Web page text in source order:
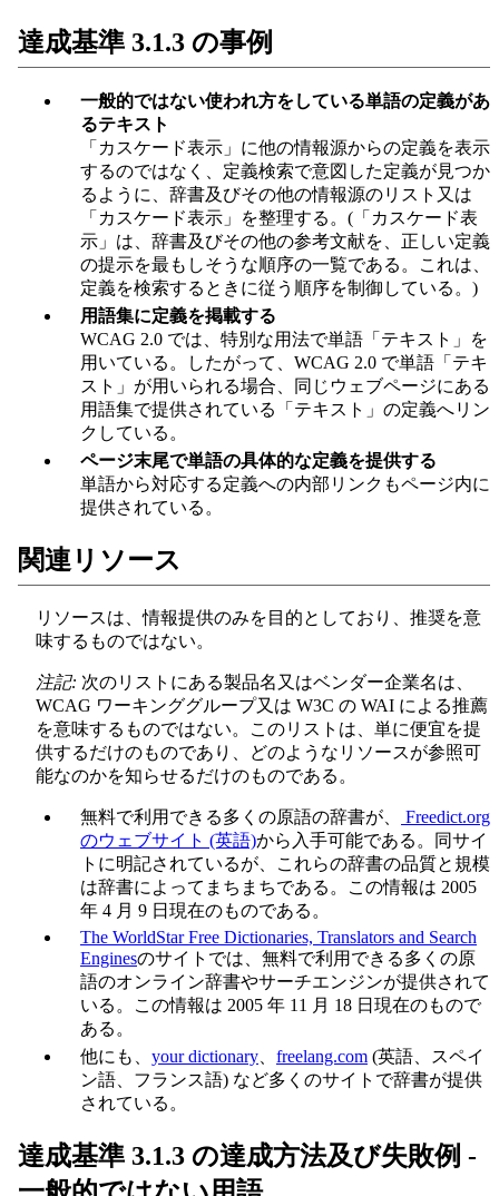
達成基準 3.1.3 の事例
一般的ではない使われ方をしている単語の定義があ
るテキスト
「カスケード表示」に他の情報源からの定義を表示
するのではなく、定義検索で意図した定義が見つか
るように、辞書及びその他の情報源のリスト又は
「カスケード表示」を整理する。(「カスケード表
示」は、辞書及びその他の参考文献を、正しい定義
の提示を最もしそうな順序の一覧である。これは、
定義を検索するときに従う順序を制御している。)
用語集に定義を掲載する
WCAG 2.0 では、特別な用法で単語「テキスト」を
用いている。したがって、WCAG 2.0 で単語「テキ
スト」が用いられる場合、同じウェブページにある
用語集で提供されている「テキスト」の定義へリン
クしている。
ページ末尾で単語の具体的な定義を提供する
単語から対応する定義への内部リンクもページ内に
提供されている。
関連リソース
リソースは、情報提供のみを目的としており、推奨を意
味するものではない。
注記: 次のリストにある製品名又はベンダー企業名は、
WCAG ワーキンググループ又は W3C の WAI による推薦
を意味するものではない。このリストは、単に便宜を提
供するだけのものであり、どのようなリソースが参照可
能なのかを知らせるだけのものである。
無料で利用できる多くの原語の辞書が、
Freedict.org
のウェブサイト (英語)から入手可能である。同サイ
トに明記されているが、これらの辞書の品質と規模
は辞書によってまちまちである。この情報は 2005
年 4 月 9 日現在のものである。
The WorldStar Free Dictionaries, Translators and Search
Enginesのサイトでは、無料で利用できる多くの原
語のオンライン辞書やサーチエンジンが提供されて
いる。この情報は 2005 年 11 月 18 日現在のもので
ある。
他にも、 your dictionary、 freelang.com (英語、スペイ
ン語、フランス語) など多くのサイトで辞書が提供
されている。
達成基準 3.1.3 の達成方法及び失敗例 -